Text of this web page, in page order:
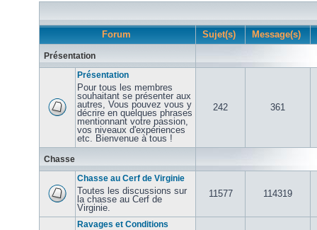
Forum Sujet(s) Message(s)
Présentation
Présentation
Pour tous les membres
souhaitant se présenter aux
autres, Vous pouvez vous y
décrire en quelques phrases
mentionnant votre passion,
vos niveaux d'expériences
etc. Bienvenue à tous !
242 361
Chasse
Chasse au Cerf de Virginie
Toutes les discussions sur
la chasse au Cerf de
Virginie.
11577 114319
Ravages et Conditions